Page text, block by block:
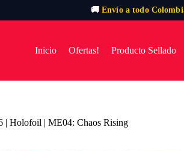
🚚 Envío a todo
Inicio Ofertas! Producto Sellado
| Holofoil | ME04: Chaos Rising